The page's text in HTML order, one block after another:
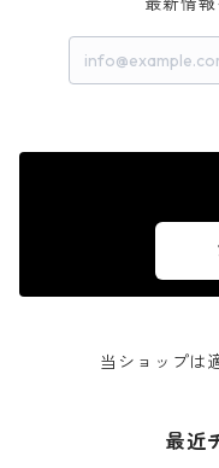
当ショップは
最近